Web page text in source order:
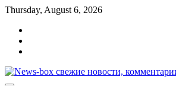
Перейти
содержимому
Thursday, August 6, 2026